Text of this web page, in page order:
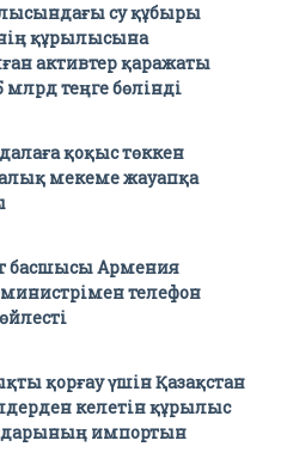
су құбыры
құрылысына
активтер қаражаты
млрд теңге бөлінді
қоқыс төккен
мекеме жауапқа
басшысы Армения
телефон
қорғау үшін Қазақстан
келетін құрылыс
импортын